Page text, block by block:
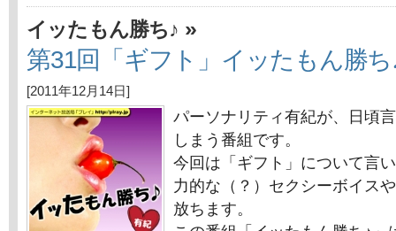
イッたもん勝ち♪ »
第31回「ギフト」イッたもん勝ち
[2011年12月14日]
パーソナリティ有紀が、日頃
しまう番組です。
今回は「ギフト」について言
力的な（？）セクシーボイス
放ちます。